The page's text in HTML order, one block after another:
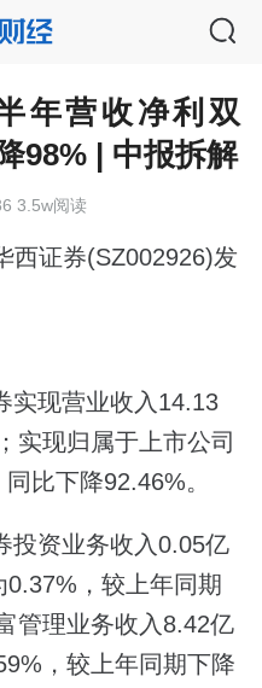
年营收净利双
98% | 中报拆解
3.5w阅读
西证券(SZ002926)发
实现营业收入14.13
实现归属于上市公司
比下降92.46%。
投资业务收入0.05亿
，较上年同期
管理业务收入8.42亿
，较上年同期下降